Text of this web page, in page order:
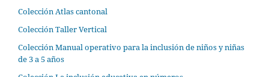
Colección Atlas cantonal
Colección Taller Vertical
Colección Manual operativo para la inclusión de niños y niñas
de 3 a 5 años